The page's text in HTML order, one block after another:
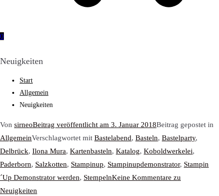
0
Neuigkeiten
Start
Allgemein
Neuigkeiten
Von sirneoBeitrag veröffentlicht am 3. Januar 2018Beitrag gepostet in
AllgemeinVerschlagwortet mit Bastelabend, Basteln, Bastelparty,
Delbrück, Ilona Mura, Kartenbasteln, Katalog, Koboldwerkelei,
Paderborn, Salzkotten, Stampinup, Stampinupdemonstrator, Stampin
´Up Demonstrator werden, StempelnKeine Kommentare zu
Neuigkeiten